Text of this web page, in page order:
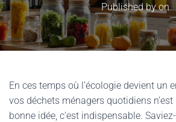
Published byon
En ces temps où l’écologie devient un
vos déchets ménagers quotidiens
bonne idée, c’est indispensable.